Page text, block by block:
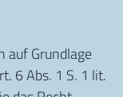
auf Grundlage
6 Abs. 1 S. 1 lit.